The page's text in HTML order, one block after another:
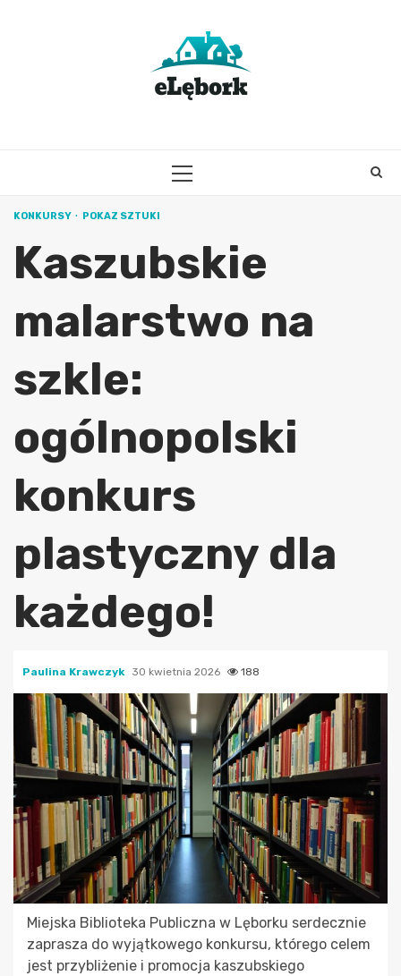
PRIMARY
KONKURSY POKAZ SZTUKI
Kaszubskie
malarstwo na
szkle:
ogólnopolski
konkurs
plastyczny dla
każdego!
Paulina Krawczyk 30 kwietnia 2026 188
Miejska Biblioteka Publiczna w Lęborku serdecznie
zaprasza do wyjątkowego konkursu, którego celem
jest przybliżenie i promocja kaszubskiego